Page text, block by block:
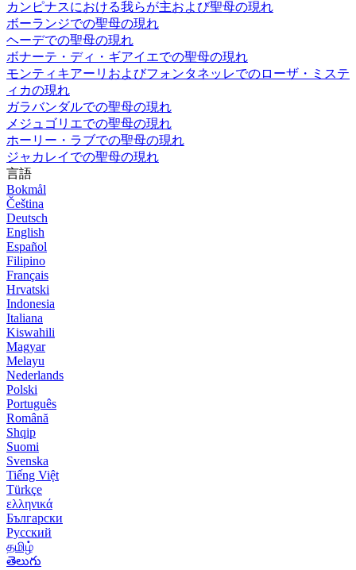
カンピナスにおける我らが主および聖母の現れ
ボーランジでの聖母の現れ
ヘーデでの聖母の現れ
ボナーテ・ディ・ギアイエでの聖母の現れ
モンティキアーリおよびフォンタネッレでのローザ・ミステ
ィカの現れ
ガラバンダルでの聖母の現れ
メジュゴリエでの聖母の現れ
ホーリー・ラブでの聖母の現れ
ジャカレイでの聖母の現れ
言語
Bokmål
Čeština
Deutsch
English
Español
Filipino
Français
Hrvatski
Indonesia
Italiana
Kiswahili
Magyar
Melayu
Nederlands
Polski
Português
Română
Shqip
Suomi
Svenska
Tiếng Việt
Türkçe
ελληνικά
Български
Русский
தமிழ்
తెలుగు